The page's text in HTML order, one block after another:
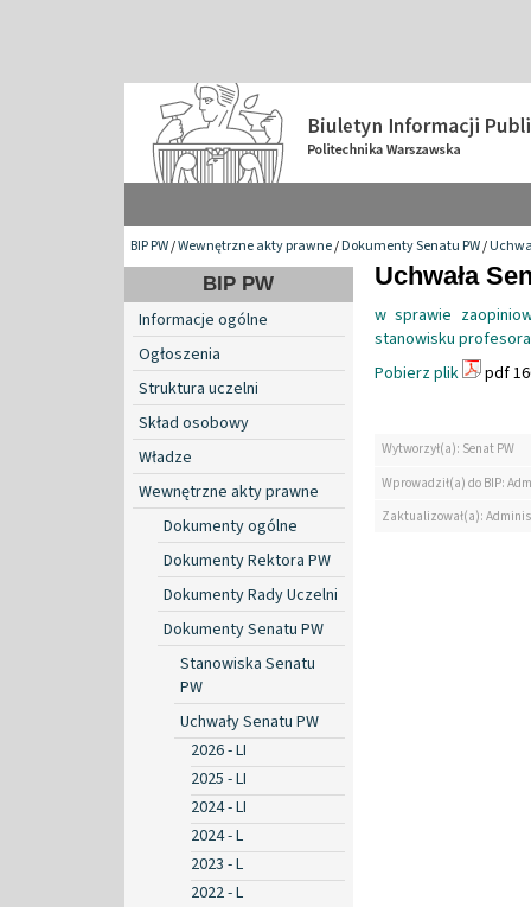
BIP PW/Wewnętrzne akty prawne/Dokumenty Senatu PW/
BIP PW
Informacje ogólne
Ogłoszenia
Struktura uczelni
Skład osobowy
Władze
Wewnętrzne akty prawne
Dokumenty ogólne
Dokumenty Rektora PW
Dokumenty Rady Uczelni
Dokumenty Senatu PW
Stanowiska Senatu
PW
Uchwały Senatu PW
2026 - LI
2025 - LI
2024 - LI
2024 - L
2023 - L
2022 - L
Uchwała
w sprawie
stanowisku
Pobierz plik
pdf
Wytworzył(a): Senat PW
Wprowadził(a) do BIP:
Zaktualizował(a):